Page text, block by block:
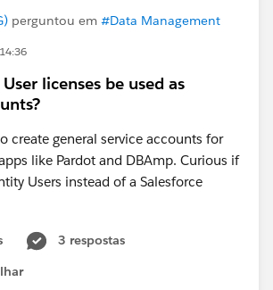
perguntou em #Data Management
licenses be used as
create general service accounts for
like Pardot and DBAmp. Curious if
Users instead of a Salesforce
3 respostas